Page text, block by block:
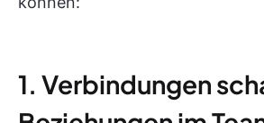
1. Verbindungen